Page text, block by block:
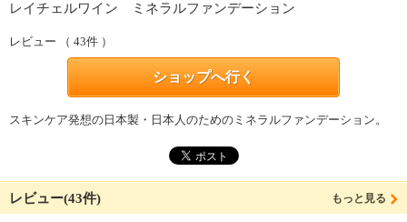
レイチェルワイン ミネラルファンデーション
レビュー （ 43件 ）
ショップへ行く
スキンケア発想の日本製・日本人のためのミネラルファンデーション。
レビュー(43件) もっと見る